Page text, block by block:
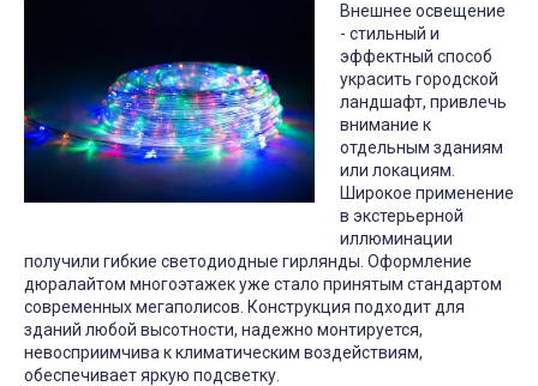
Внешнее освещение
- стильный и
эффектный способ
украсить городской
ландшафт, привлечь
внимание к
отдельным зданиям
или локациям.
Широкое применение
в экстерьерной
иллюминации
получили гибкие светодиодные гирлянды. Оформление
дюралайтом многоэтажек уже стало принятым стандартом
современных мегаполисов. Конструкция подходит для
зданий любой высотности, надежно монтируется,
невосприимчива к климатическим воздействиям,
обеспечивает яркую подсветку.